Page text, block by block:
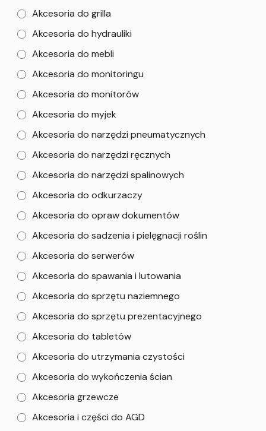
Akcesoria do grilla
Akcesoria do hydrauliki
Akcesoria do mebli
Akcesoria do monitoringu
Akcesoria do monitorów
Akcesoria do myjek
Akcesoria do narzędzi pneumatycznych
Akcesoria do narzędzi ręcznych
Akcesoria do narzędzi spalinowych
Akcesoria do odkurzaczy
Akcesoria do opraw dokumentów
Akcesoria do sadzenia i pielęgnacji roślin
Akcesoria do serwerów
Akcesoria do spawania i lutowania
Akcesoria do sprzętu naziemnego
Akcesoria do sprzętu prezentacyjnego
Akcesoria do tabletów
Akcesoria do utrzymania czystości
Akcesoria do wykończenia ścian
Akcesoria grzewcze
Akcesoria i części do AGD